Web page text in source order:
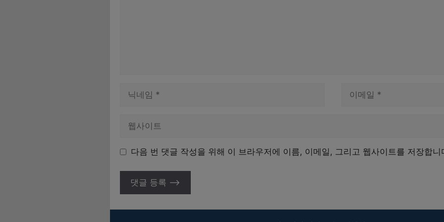
다음 번 댓글 작성을 위해 이 브라우저에 이름, 이메일, 그리고 웹사이트를 저장합니